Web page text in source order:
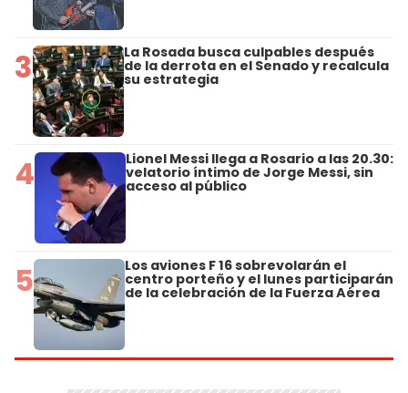
3 La Rosada busca culpables después
de la derrota en el Senado y recalcula
su estrategia
4 Lionel Messi llega a Rosario a las 20.30:
velatorio íntimo de Jorge Messi, sin
acceso al público
5 Los aviones F 16 sobrevolarán el
centro porteño y el lunes participarán
de la celebración de la Fuerza Aérea